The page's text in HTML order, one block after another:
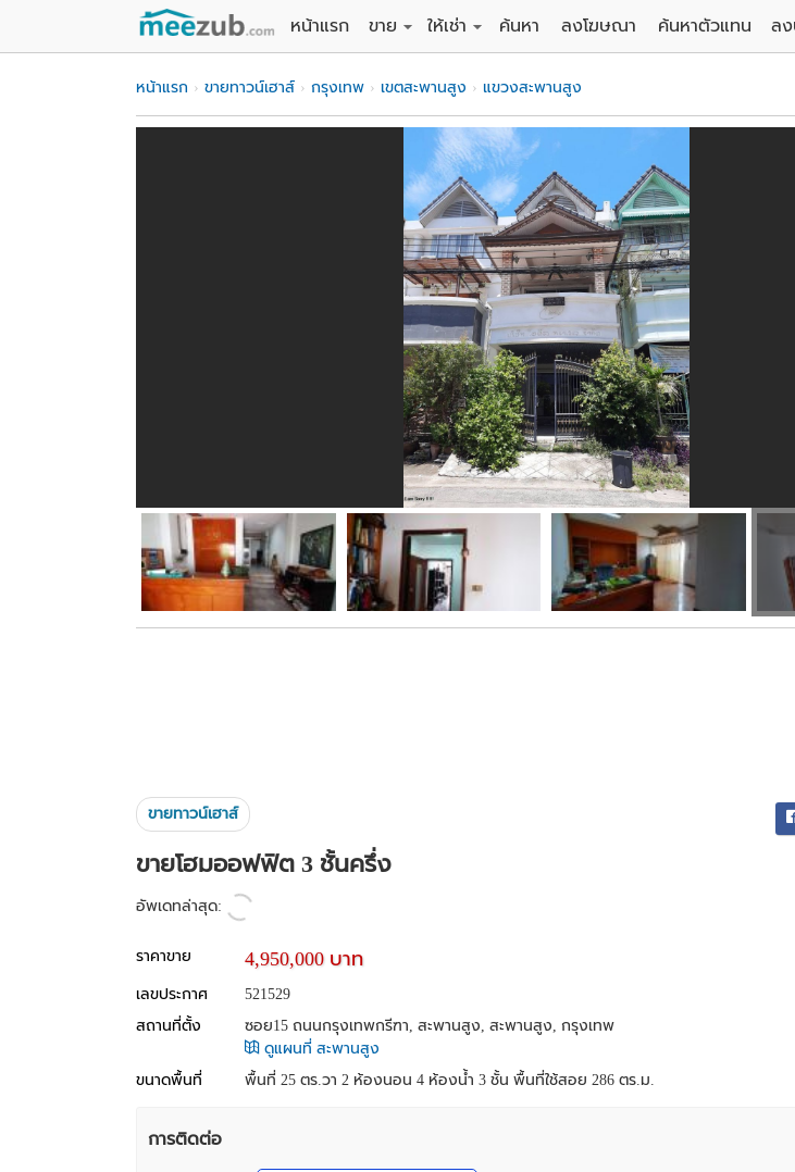
หน้าแรก
ขาย
ขายบ้าน
ขายคอนโด
ขายทาวน์เฮาส์
ขายอพาร์ทเม้นท์ / โรงแรม
ขายอาคารพาณิชย์ / สำนักงาน
ขายโรงงาน / โกดัง
ให้เช่า
ให้เช่าบ้าน
ให้เช่าคอนโด
ให้เช่าทาวน์เฮาส์
ให้เช่าอพาร์ทเม้นท์ / โรงแรม
ให้เช่าอาคารพาณิชย์ / สำนักงาน
ให้เช่าโรงงาน / โกดัง
ค้นหา ลงโฆษณา ค้นหาตัวแทน
ลง
หน้าแรก ขายทาวน์เฮาส์ กรุงเทพ เขตสะพานสูง แขวงสะพานสูง
ขายทาวน์เฮาส์
ขายโฮมออฟฟิต 3 ชั้นครึ่ง
อัพเดทล่าสุด:
ราคาขาย 4,950,000 บาท
เลขประกาศ
521529
สถานที่ตั้ง
ซอย15 ถนนกรุงเทพกรีฑา, สะพานสูง, สะพานสูง, กรุงเทพ
ดูแผนที่ สะพานสูง
ขนาดพื้นที่
พื้นที่ 25 ตร.วา 2 ห้องนอน 4 ห้องน้ำ 3 ชั้น พื้นที่ใช้สอย 286 ตร.ม.
การติดต่อ